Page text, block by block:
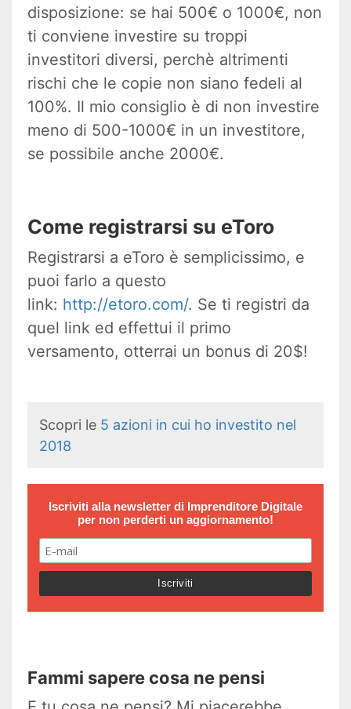
disposizione: se hai 500€ o 1000€, non
ti conviene investire su troppi
investitori diversi, perchè altrimenti
rischi che le copie non siano fedeli al
100%. Il mio consiglio è di non investire
meno di 500-1000€ in un investitore,
se possibile anche 2000€.
Come registrarsi su eToro
Registrarsi a eToro è semplicissimo, e
puoi farlo a questo
link: http://etoro.com/. Se ti registri da
quel link ed effettui il primo
versamento, otterrai un bonus di 20$!
Scopri le 5 azioni in cui ho investito nel
2018
Iscriviti alla newsletter di Imprenditore Digitale
per non perderti un aggiornamento!
Fammi sapere cosa ne pensi